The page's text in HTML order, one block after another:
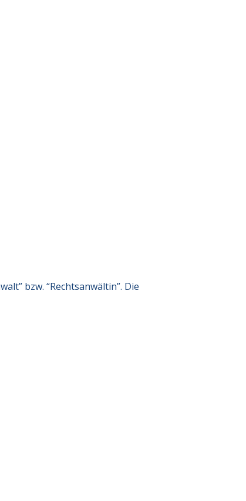
bzw. “Rechtsanwältin”. Die